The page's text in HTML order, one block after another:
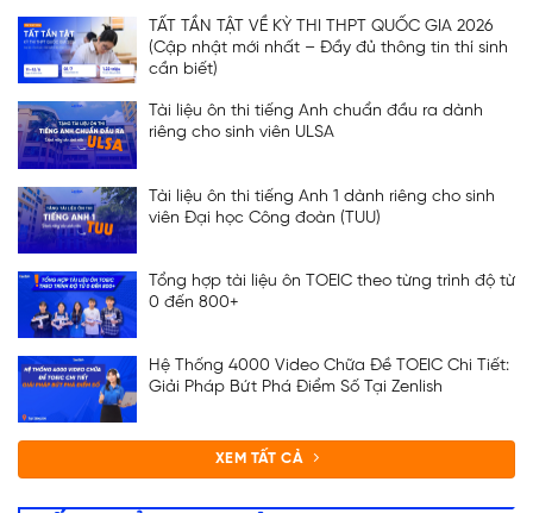
TẤT TẦN TẬT VỀ KỲ THI THPT QUỐC GIA 2026
(Cập nhật mới nhất – Đầy đủ thông tin thí sinh
cần biết)
Tài liệu ôn thi tiếng Anh chuẩn đầu ra dành
riêng cho sinh viên ULSA
Tài liệu ôn thi tiếng Anh 1 dành riêng cho sinh
viên Đại học Công đoàn (TUU)
Tổng hợp tài liệu ôn TOEIC theo từng trình độ từ
0 đến 800+
Hệ Thống 4000 Video Chữa Đề TOEIC Chi Tiết:
Giải Pháp Bứt Phá Điểm Số Tại Zenlish
XEM TẤT CẢ